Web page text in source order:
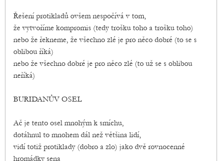
Řešení protikladů ovšem nespočívá v tom,
že vytvoříme kompromis (tedy trošku toho a trošku toho)
nebo že řekneme, že všechno zlé je pro něco dobré (to se s
oblibou říká)
nebo že všechno dobré je pro něco zlé (to už se s oblibou
neříká)
BURIDANŮV OSEL
Ač je tento osel mnohým k smíchu,
dotáhnul to mnohem dál než většina lidí,
vidí totiž protiklady (dobro a zlo) jako dvě rovnocenné
hromádky sena